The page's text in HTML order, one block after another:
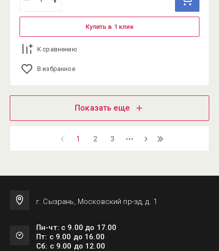
Купить в 1 клик
К сравнению
В избранное
Показать еще
1 2 3
г. Сызрань, Московский пр-зд, д. 1
Пн-чт: с 9.00 до 17.00
Пт: с 9.00 до 16.00
Сб: с 9.00 до 12.00